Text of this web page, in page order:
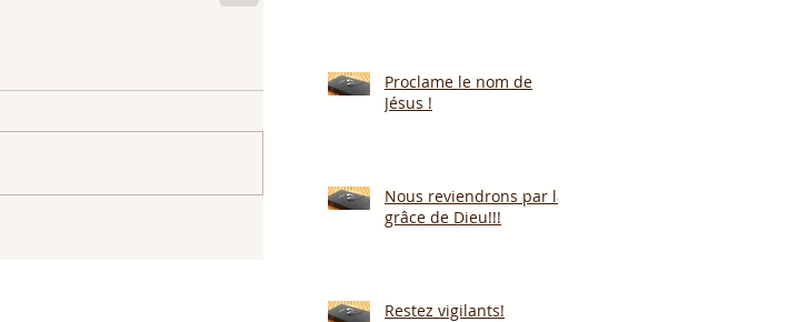
Proclame le nom de
Jésus !
Nous reviendrons par la
grâce de Dieu!!!
Restez vigilants!